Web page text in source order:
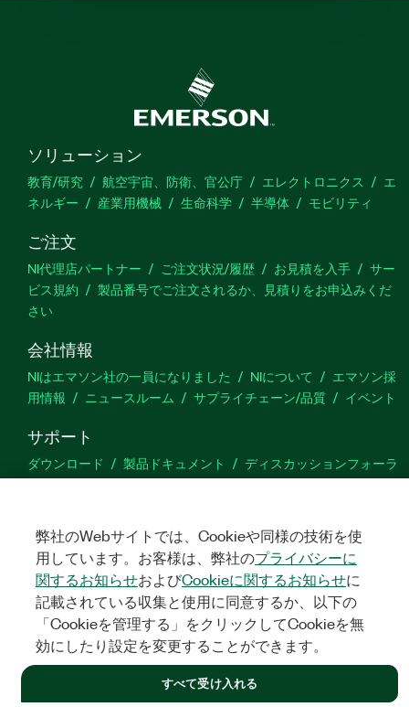
ソリューション
教育/研究 航空宇宙、防衛、官公庁 エレクトロニクス
エ
ネルギー
産業用機械 生命科学 半導体 モビリティ
ご注文
NI代理店パートナー ご注文状況/履歴 お見積を入手
サー
ビス規約
製品番号でご注文されるか、見積りをお申込みくだ
さい
会社情報
NIはエマソン社の一員になりました NIについて
エマソン採
用情報
ニュースルーム サプライチェーン/品質 イベント
サポート
ダウンロード 製品ドキュメント
ディスカッションフォーラ
ム
製品のアクティブ化 サポートリクエスト
サイトに関
TwitterYouTube
法令関連情報|IMPRINT|プライバシー|クッキーを管理する
NATIONAL INSTRUMENTS CORP. ALL RIGHTS RESERVED.
弊社のWebサイトでは、Cookieや同様の技術を使
用しています。お客様は、弊社のプライバシーに
関するお知らせおよびCookieに関するお知らせに
記載されている収集と使用に同意するか、以下の
「Cookieを管理する」をクリックしてCookieを無
効にしたり設定を変更することができます。
すべて受け入れる